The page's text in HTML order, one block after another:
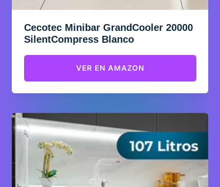
Cecotec Minibar GrandCooler 20000
SilentCompress Blanco
VER EN AMAZON